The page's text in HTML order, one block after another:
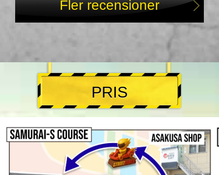
Fler recensioner
PRIS